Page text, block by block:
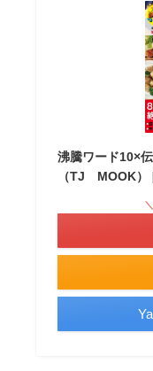
沸騰ワード10×
（TJ MOOK）